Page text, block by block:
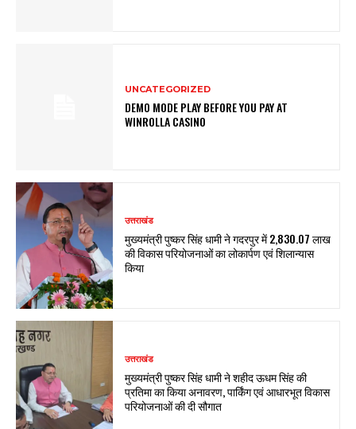
UNCATEGORIZED
DEMO MODE PLAY BEFORE YOU PAY AT
WINROLLA CASINO
उत्तराखंड
मुख्यमंत्री पुष्कर सिंह धामी ने गदरपुर में ₹2,830.07 लाख
की विकास परियोजनाओं का लोकार्पण एवं शिलान्यास
किया
उत्तराखंड
मुख्यमंत्री पुष्कर सिंह धामी ने शहीद ऊधम सिंह की
प्रतिमा का किया अनावरण, पार्किंग एवं आधारभूत विकास
परियोजनाओं की दी सौगात